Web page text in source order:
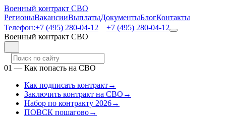
Военный контракт СВО
РегионыВакансииВыплатыДокументыБлогКонтакты
Телефон:+7 (495) 280-04-12
+7 (495) 280-04-12
Военный контракт СВО
01 — Как попасть на СВО
Как подписать контракт→
Заключить контракт на СВО →
Набор по контракту 2026→
ПОВСК пошагово→